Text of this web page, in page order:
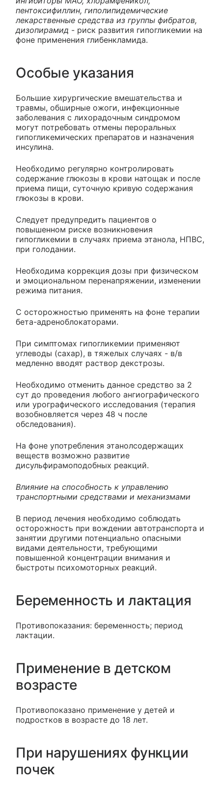
пентоксифиллин, гиполипидемические
лекарственные средства из группы фибратов,
дизопирамид - риск развития гипогликемии на
фоне применения глибенкламида.
Особые указания
Большие хирургические вмешательства и
травмы, обширные ожоги, инфекционные
заболевания с лихорадочным синдромом
могут потребовать отмены пероральных
гипогликемических препаратов и назначения
инсулина.
Необходимо регулярно контролировать
содержание глюкозы в крови натощак и после
приема пищи, суточную кривую содержания
глюкозы в крови.
Следует предупредить пациентов о
повышенном риске возникновения
гипогликемии в случаях приема этанола, НПВС,
при голодании.
Необходима коррекция дозы при физическом
и эмоциональном перенапряжении, изменении
режима питания.
С осторожностью применять на фоне терапии
бета-адреноблокаторами.
При симптомах гипогликемии применяют
углеводы (сахар), в тяжелых случаях - в/в
медленно вводят раствор декстрозы.
Необходимо отменить данное средство за 2
сут до проведения любого ангиографического
или урографического исследования (терапия
возобновляется через 48 ч после
обследования).
На фоне употребления этанолсодержащих
веществ возможно развитие
дисульфирамоподобных реакций.
Влияние на способность к управлению
транспортными средствами и механизмами
В период лечения необходимо соблюдать
осторожность при вождении автотранспорта и
занятии другими потенциально опасными
видами деятельности, требующими
повышенной концентрации внимания и
быстроты психомоторных реакций.
Беременность и лактация
Противопоказания: беременность; период
лактации.
Применение в детском
возрасте
Противопоказано применение у детей и
подростков в возрасте до 18 лет.
При нарушениях функции
почек